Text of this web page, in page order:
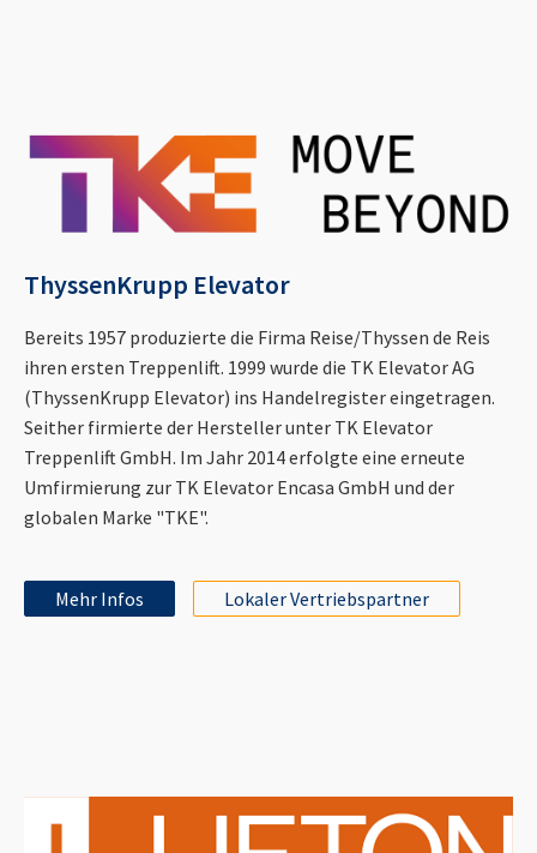
ThyssenKrupp Elevator
Bereits 1957 produzierte die Firma Reise/Thyssen de Reis
ihren ersten Treppenlift. 1999 wurde die TK Elevator AG
(ThyssenKrupp Elevator) ins Handelregister eingetragen.
Seither firmierte der Hersteller unter TK Elevator
Treppenlift GmbH. Im Jahr 2014 erfolgte eine erneute
Umfirmierung zur TK Elevator Encasa GmbH und der
globalen Marke "TKE".
Mehr Infos Lokaler Vertriebspartner